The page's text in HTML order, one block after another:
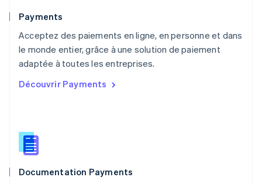
Payments
Acceptez des paiements en ligne, en personne et dans
le monde entier, grâce à une solution de paiement
adaptée à toutes les entreprises.
Découvrir Payments
Documentation Payments
English
NederlandsEnglish
Pologne
English
PortuguêsEnglish
English
Roumanie
Royaume-Uni